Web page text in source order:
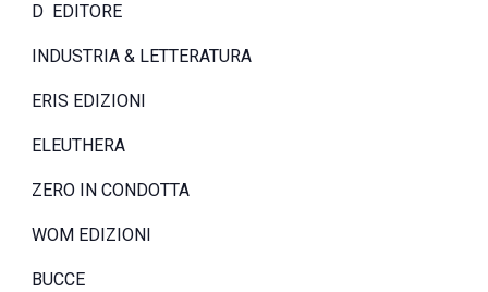
D EDITORE
INDUSTRIA & LETTERATURA
ERIS EDIZIONI
ELEUTHERA
ZERO IN CONDOTTA
WOM EDIZIONI
BUCCE